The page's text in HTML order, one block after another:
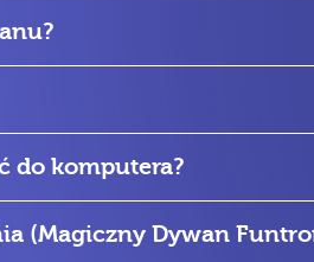
do komputera?
(Magiczny Dywan